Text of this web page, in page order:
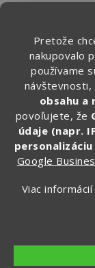
Pretože
nakupovalo
používame
návštevnosti,
obsahu a
povoľujete, že
údaje (napr.
Google
Viac
Kontakt
info@
+421 950
Zapakuj.czsk
zapakuj_czsk
@zapakuj_cz